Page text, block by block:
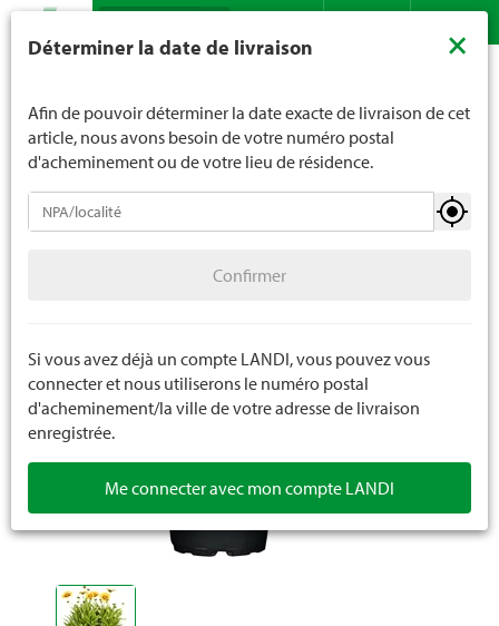
Recherche
Plantes de jardin
Plantes à massif et à balcon annuelles
Fruits et baies
Pépinière
Plantes méditerranéennes
Plantes grimpantes et plantes pérennes
Sapins de Noël
Déterminer la date de livraison ×
Afin de pouvoir déterminer la date exacte de livraison de cet
article, nous avons besoin de votre numéro postal
d'acheminement ou de votre lieu de résidence.
Confirmer
Si vous avez déjà un compte LANDI, vous pouvez vous
connecter et nous utiliserons le numéro postal
d'acheminement/la ville de votre adresse de livraison
enregistrée.
Me connecter avec mon compte LANDI
moins de 16 ans. La limite d'âge est de 18 ans pour les
nous indiquez votre âge de manière contraignante.